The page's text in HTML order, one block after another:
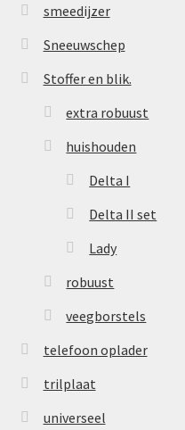
smeedijzer
Sneeuwschep
Stoffer en blik.
extra robuust
huishouden
Delta I
Delta II set
Lady
robuust
veegborstels
telefoon oplader
trilplaat
universeel